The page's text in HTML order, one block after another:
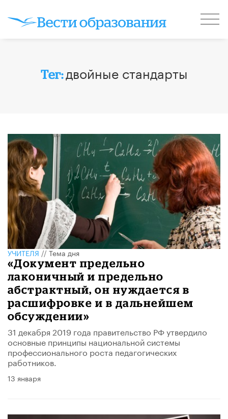
Тег:двойные стандарты
УЧИТЕЛЯ//Тема дня
«Документ предельно
лаконичный и предельно
абстрактный, он нуждается в
расшифровке и в дальнейшем
обсуждении»
31 декабря 2019 года правительство РФ утвердило
основные принципы национальной системы
профессионального роста педагогических
работников.
13 января